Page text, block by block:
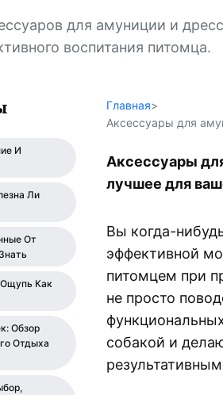
для амуниции и
воспитания питомца.
И
Ли
От
Как
Обзор
Отдыха
Главная>
Аксессуары для
Аксессуары
лучшее для
Вы когда-
эффективной
питомцем при
не просто
собакой и